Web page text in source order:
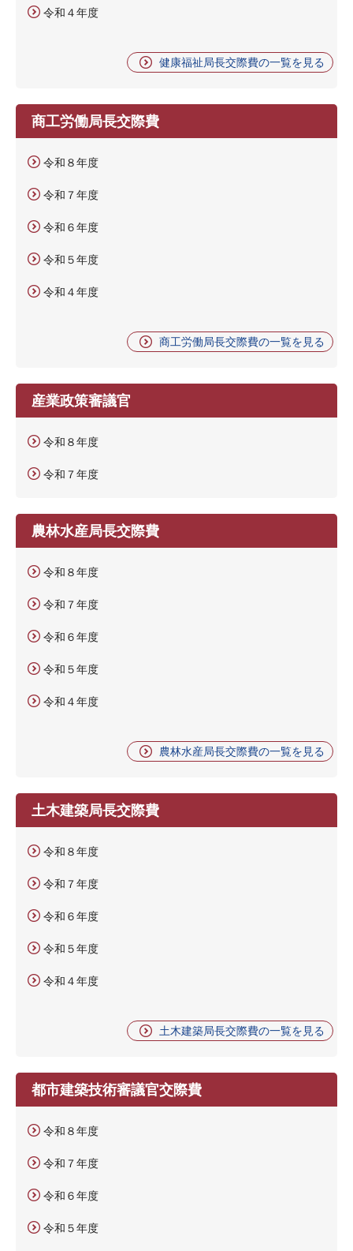
令和４年度
健康福祉局長交際費の一覧を見る
商工労働局長交際費
令和８年度
令和７年度
令和６年度
令和５年度
令和４年度
商工労働局長交際費の一覧を見る
産業政策審議官
令和８年度
令和７年度
農林水産局長交際費
令和８年度
令和７年度
令和６年度
令和５年度
令和４年度
農林水産局長交際費の一覧を見る
土木建築局長交際費
令和８年度
令和７年度
令和６年度
令和５年度
令和４年度
土木建築局長交際費の一覧を見る
都市建築技術審議官交際費
令和８年度
令和７年度
令和６年度
令和５年度